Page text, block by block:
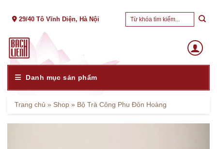
29/40 Tô Vĩnh Diện, Hà Nội
Tìm
Danh mục sản phẩm
Trang chủ » Shop » Bộ Trà Công Phu Đôn Hoàng